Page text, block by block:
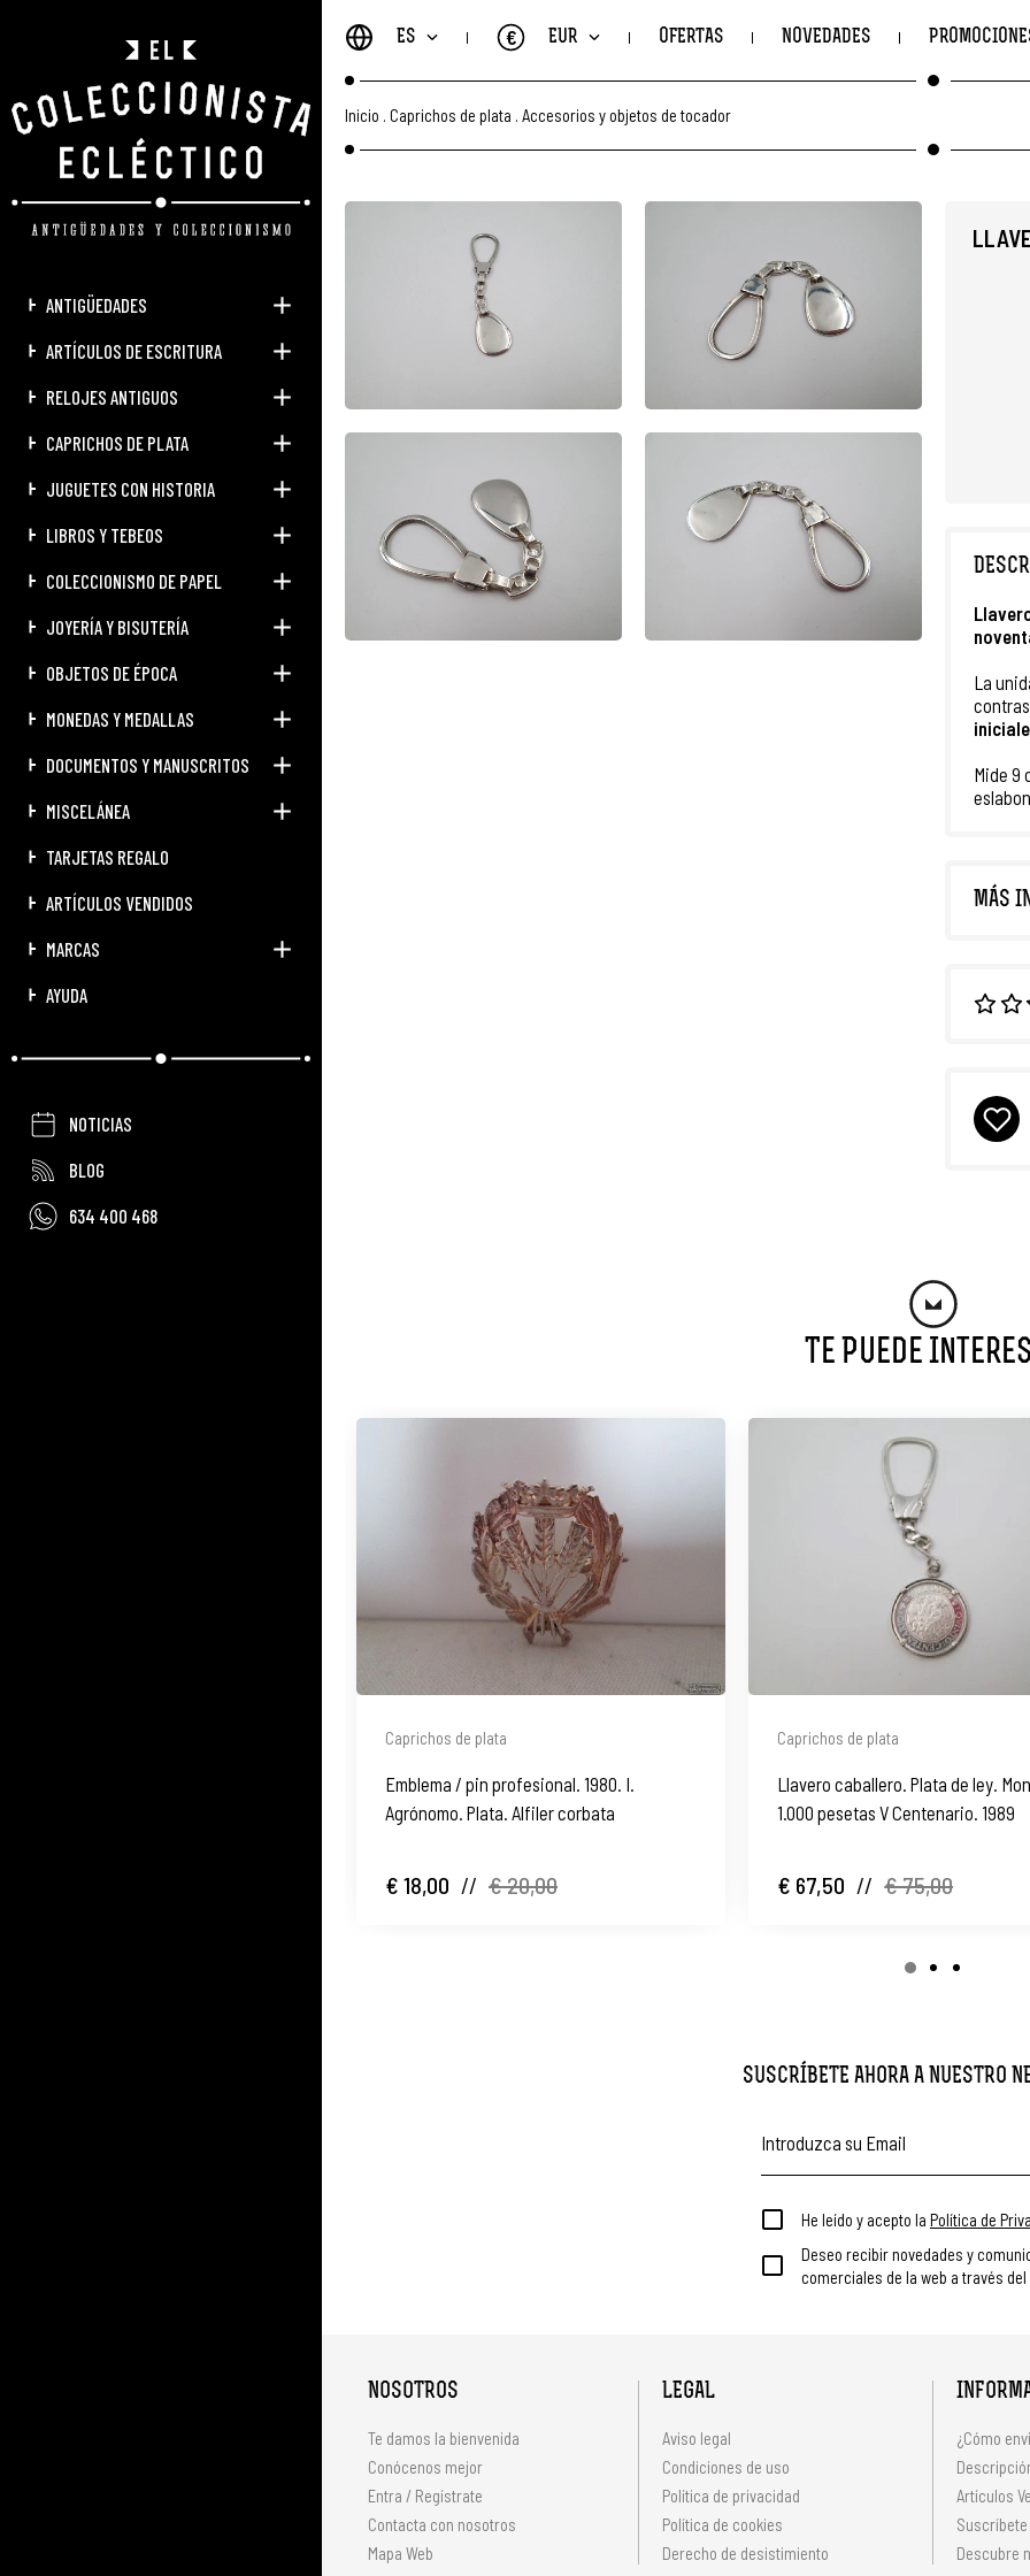
ANTIGÜEDADES
ARTÍCULOS DE ESCRITURA
RELOJES ANTIGUOS
CAPRICHOS DE PLATA
JUGUETES CON HISTORIA
LIBROS Y TEBEOS
COLECCIONISMO DE PAPEL
JOYERÍA Y BISUTERÍA
OBJETOS DE ÉPOCA
MONEDAS Y MEDALLAS
DOCUMENTOS Y MANUSCRITOS
MISCELÁNEA
TARJETAS REGALO
ARTÍCULOS VENDIDOS
MARCAS
AYUDA
NOTICIAS
BLOG
634 400 468
ES EUR
€ OFERTAS NOVEDADES
Inicio Caprichos de plata Accesorios y objetos de tocador
La
Mide 9
MÁS
Te Puede
Caprichos de plata
Emblema / pin profesional. 1980. I.
Agrónomo. Plata. Alfiler corbata
€ 18,00 // € 20,00
Caprichos de plata
Llavero caballero. Plata de ley.
1.000 pesetas V Centenario. 1989
€ 67,50 // € 75,00
SUSCRÍBETE AHORA A NUESTRO
He leído y acepto la Política de
Deseo recibir novedades y
comerciales de la web a través
NOSOTROS
Te damos la bienvenida
Conócenos mejor
Entra / Regístrate
Contacta con nosotros
Mapa Web
LEGAL
Aviso legal
Condiciones de uso
Política de privacidad
Política de cookies
Derecho de desistimiento
¿Cómo
Artículos
Descubre